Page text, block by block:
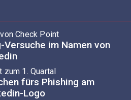
Check Point
im Namen von
zum 1. Quartal
fürs Phishing am
Logo